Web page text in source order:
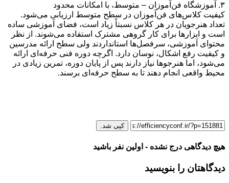
۳. آموزشگاه فن‌آموزان – متوسط، با امکانات محدود
کیفیت کلاس‌های فن‌آموزان در سطح متوسط ارزیابی می‌شود.
تعداد هنرجویان در هر کلاس نسبتاً زیاد است، فضای آموزشی ساده
است و ابزارها برای کار گروهی مشترک استفاده می‌شوند. از نظر
محتوای آموزشی، سرفصل‌ها استانداردند ولی سطح ارائه مدرسین
و کیفیت رفع اشکال، نوسان دارد. اگرچه دوره فنی حرفه‌ای ارائه
می‌شود، اما هنرجوها نیاز دارند پس از پایان دوره، تمرین زیادی در
محیط واقعی انجام دهند تا به سطح حرفه‌ای برسند.
کپی شد.
هیچ دیدگاهی درج نشده - اولین نفر باشید
دیدگاهتان را بنویسید